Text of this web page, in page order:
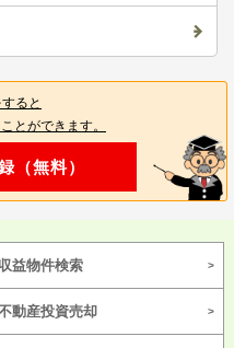
ると
とができます。
（無料）
収益物件検索
動産投資売却